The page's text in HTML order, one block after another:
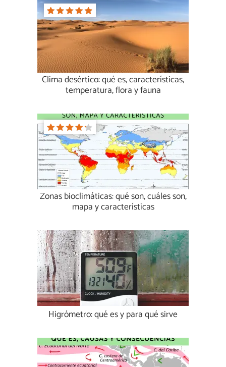
Clima desértico: qué es, características,
temperatura, flora y fauna
Zonas bioclimáticas: qué son, cuáles son,
mapa y características
Higrómetro: qué es y para qué sirve